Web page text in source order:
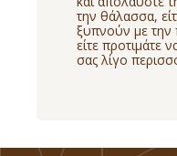
την θάλασσα,
ξυπνούν με την
είτε προτιμάτε
σας λίγο